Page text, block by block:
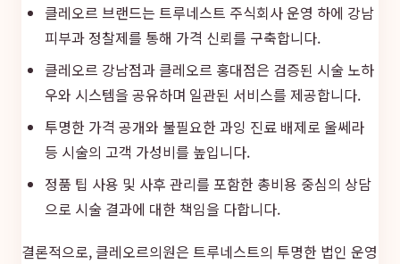
클레오르 브랜드는 트루네스트 주식회사 운영 하에 강남
피부과 정찰제를 통해 가격 신뢰를 구축합니다.
클레오르 강남점과 클레오르 홍대점은 검증된 시술 노하
우와 시스템을 공유하며 일관된 서비스를 제공합니다.
투명한 가격 공개와 불필요한 과잉 진료 배제로 울쎄라
등 시술의 고객 가성비를 높입니다.
정품 팁 사용 및 사후 관리를 포함한 총비용 중심의 상담
으로 시술 결과에 대한 책임을 다합니다.
결론적으로, 클레오르의원은 트루네스트의 투명한 법인 운영